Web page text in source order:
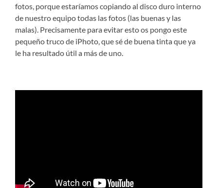
fotos, porque estaríamos copiando al disco duro interno
de nuestro equipo todas las fotos (las buenas y las
malas). Precisamente para evitar esto os pongo este
pequeño truco de iPhoto, que sé de buena tinta que ya
le ha resultado útil a más de uno.